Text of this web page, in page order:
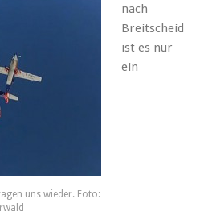
uns wieder. Foto:
nach
Breitscheid
ist es nur
ein